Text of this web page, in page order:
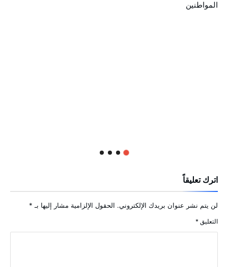
المواطنين
اترك تعليقاً
لن يتم نشر عنوان بريدك الإلكتروني. الحقول الإلزامية مشار إليها بـ *
التعليق *